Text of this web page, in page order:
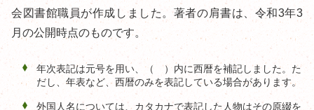
会図書館職員が作成しました。著者の肩書は、令和3年3
月の公開時点のものです。
年次表記は元号を用い、（ ）内に西暦を補記しました。た
だし、年表など、西暦のみを表記している場合があります。
外国人名については、カタカナで表記した人物はその原綴を